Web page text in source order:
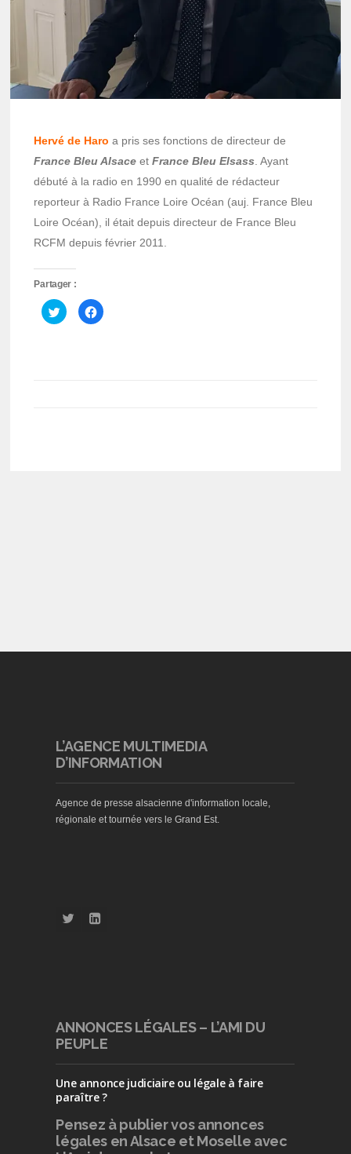
Hervé de Haro a pris ses fonctions de directeur de
France Bleu Alsaceet France Bleu Elsass . Ayant
débuté à la radio en 1990 en qualité de rédacteur
reporteur à Radio France Loire Océan (auj. France Bleu
Loire Océan), il était depuis directeur de France Bleu
RCFM depuis février 2011.
Partager :
Cliquez
pour
partager
Cliquez
pour
L’AGENCE MULTIMEDIA
D’INFORMATION
Agence de presse alsacienne d'information locale,
régionale et tournée vers le Grand Est.
ANNONCES LÉGALES – L’AMI DU
PEUPLE
Une annonce judiciaire ou légale à faire
paraître ?
Pensez à publiervos annonces
légales en Alsace et Moselle avec